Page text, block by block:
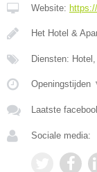
Website:
Het Hotel &
Diensten:
Openingstijden
Laatste
Sociale media: